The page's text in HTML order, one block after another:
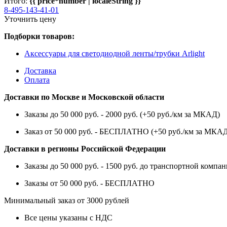
8-495-143-41-01
Уточнить цену
Подборки товаров:
Аксессуары для светодиодной ленты/трубки Arlight
Доставка
Оплата
Доставки по Москве и Московской области
Заказы до 50 000 руб. - 2000 руб. (+50 руб./км за МКАД)
Заказ от 50 000 руб. - БЕСПЛАТНО (+50 руб./км за
Доставки в регионы Российской Федерации
Заказы до 50 000 руб. - 1500 руб. до транспортной
Заказы от 50 000 руб. - БЕСПЛАТНО
Минимальный заказ от 3000 рублей
Все цены указаны с НДС